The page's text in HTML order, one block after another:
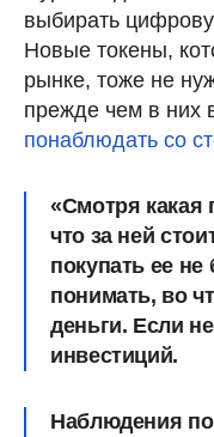
выбирать
Новые токены,
рынке, тоже не
прежде чем в них
понаблюдать со
«Смотря какая
что за ней
покупать ее
понимать, во
деньги. Если
инвестиций.
Наблюдения